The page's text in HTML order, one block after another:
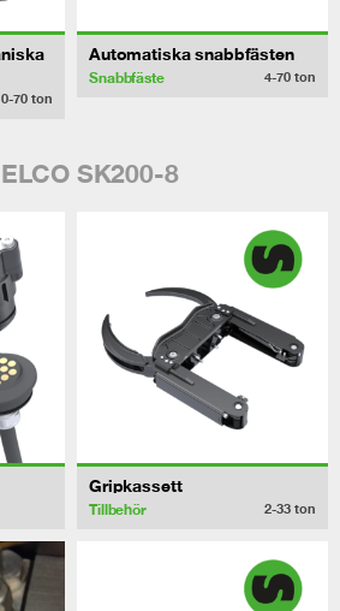
0-70 ton
Automatiska snabbfästen
Snabbfäste 4-70 ton
SK200-8
Gripkassett
Tillbehör 2-33 ton